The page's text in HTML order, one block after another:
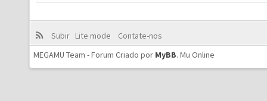
Subir Lite mode
Contate-nos
MEGAMU Team - Forum Criado por MyBB. Mu Online